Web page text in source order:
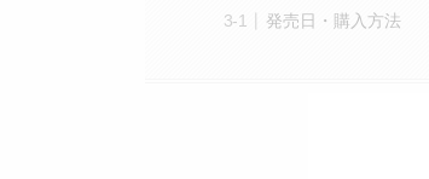
発売日・購入方法